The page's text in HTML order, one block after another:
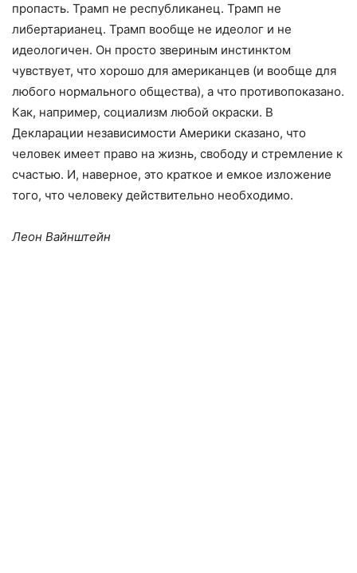
пропасть. Трамп не республиканец. Трамп не
либертарианец. Трамп вообще не идеолог и не
идеологичен. Он просто звериным инстинктом
чувствует, что хорошо для американцев (и вообще для
любого нормального общества), а что противопоказано.
Как, например, социализм любой окраски. В
Декларации независимости Америки сказано, что
человек имеет право на жизнь, свободу и стремление к
счастью. И, наверное, это краткое и емкое изложение
того, что человеку действительно необходимо.
Леон Вайнштейн